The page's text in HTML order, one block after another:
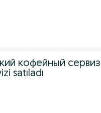
кофейный сервиз |
satıladı